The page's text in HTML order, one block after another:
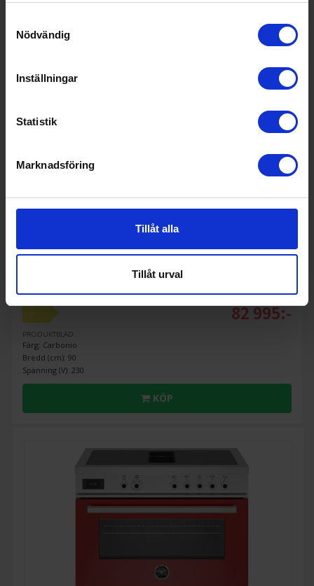
Nödvändig
Inställningar
Statistik
Marknadsföring
Tillåt alla
Tillåt urval
PROCH94I1ECAT 90cm Induktionsspis inbyggd
A
PRODUKTBLAD
Färg: Carbonio
Bredd (cm): 90
Spänning (V): 230
82 995:-
KÖP